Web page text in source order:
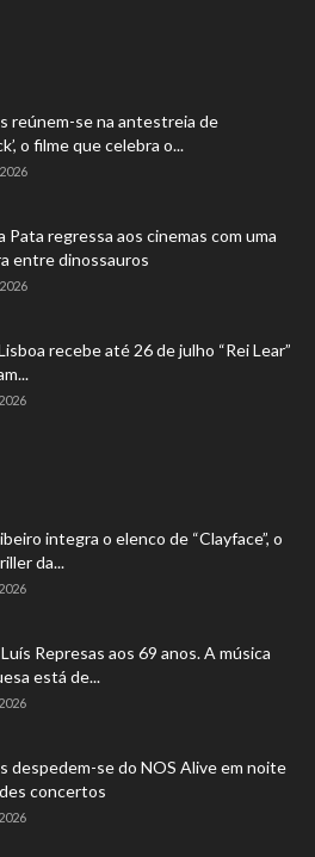
reúnem-se na antestreia de
o filme que celebra o...
Pata regressa aos cinemas com uma
entre dinossauros
recebe até 26 de julho “Rei Lear”
integra o elenco de “Clayface”, o
da...
Represas aos 69 anos. A música
está de...
despedem-se do NOS Alive em noite
concertos